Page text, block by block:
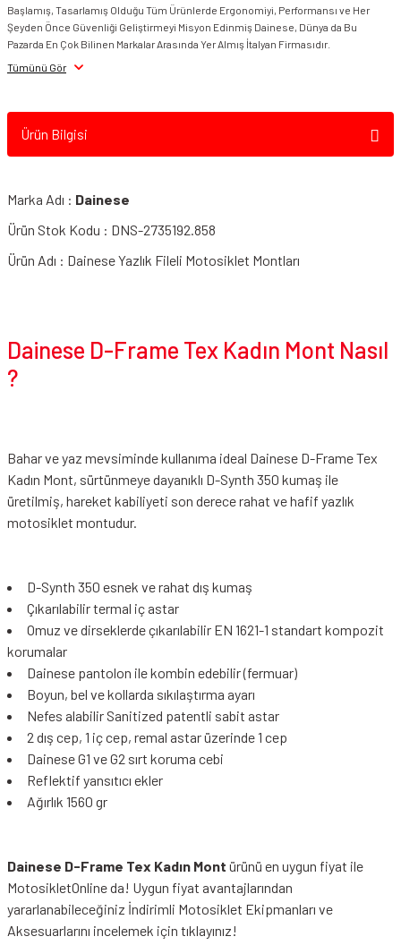
Başlamış, Tasarlamış Olduğu Tüm Ürünlerde Ergonomiyi, Performansı ve Her
Şeyden Önce Güvenliği Geliştirmeyi Misyon Edinmiş Dainese, Dünya da Bu
Pazarda En Çok Bilinen Markalar Arasında Yer Almış İtalyan Firmasıdır.
Tümünü Gör
Ürün Bilgisi
Marka Adı : Dainese
Ürün Stok Kodu : DNS-2735192.858
Ürün Adı : Dainese Yazlık Fileli Motosiklet Montları
Dainese D-Frame Tex Kadın Mont Nasıl
?
Bahar ve yaz mevsiminde kullanıma ideal Dainese D-Frame Tex
Kadın Mont, sürtünmeye dayanıklı D-Synth 350 kumaş ile
üretilmiş, hareket kabiliyeti son derece rahat ve hafif yazlık
motosiklet montudur.
D-Synth 350 esnek ve rahat dış kumaş
Çıkarılabilir termal iç astar
Omuz ve dirseklerde çıkarılabilir EN 1621-1 standart kompozit
korumalar
Dainese pantolon ile kombin edebilir (fermuar)
Boyun, bel ve kollarda sıkılaştırma ayarı
Nefes alabilir Sanitized patentli sabit astar
2 dış cep, 1 iç cep, remal astar üzerinde 1 cep
Dainese G1 ve G2 sırt koruma cebi
Reflektif yansıtıcı ekler
Ağırlık 1560 gr
Dainese D-Frame Tex Kadın Mont ürünü en uygun fiyat ile
MotosikletOnline da! Uygun fiyat avantajlarından
yararlanabileceğiniz İndirimli Motosiklet Ekipmanları ve
Aksesuarlarını incelemek için tıklayınız!